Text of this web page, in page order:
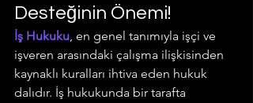
Desteğinin Önemi!
İş Hukuku, en genel tanımıyla işçi ve
işveren arasındaki çalışma ilişkisinden
kaynaklı kuralları ihtiva eden hukuk
dalıdır. İş hukukunda bir tarafta